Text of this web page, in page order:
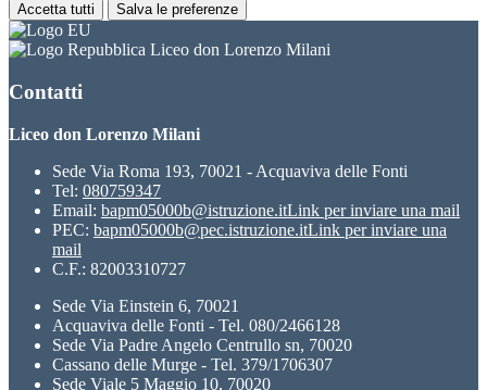
Accetta tutti Salva le preferenze
Liceo don Lorenzo Milani
Contatti
Liceo don Lorenzo Milani
Sede Via Roma 193, 70021 - Acquaviva delle Fonti
Tel: 080759347
Email: bapm05000b@istruzione.itLink per inviare una mail
PEC: bapm05000b@pec.istruzione.itLink per inviare una
mail
C.F.: 82003310727
Sede Via Einstein 6, 70021
Acquaviva delle Fonti - Tel. 080/2466128
Sede Via Padre Angelo Centrullo sn, 70020
Cassano delle Murge - Tel. 379/1706307
Sede Viale 5 Maggio 10, 70020